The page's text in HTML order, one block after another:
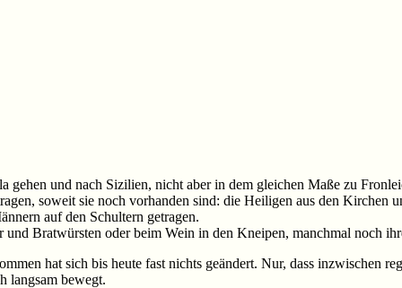
und nach Sizilien, nicht aber in dem gleichen Maße zu
soweit sie noch vorhanden sind: die Heiligen aus den Kirchen
auf den Schultern getragen.
Bratwürsten oder beim Wein in den Kneipen, manchmal noch
hat sich bis heute fast nichts geändert. Nur, dass inzwischen
langsam bewegt.